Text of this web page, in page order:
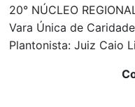
20° NÚCLEO
Vara Única de Caridade
Plantonista: Juiz Caio